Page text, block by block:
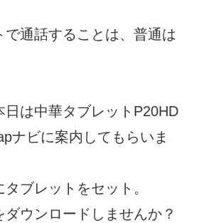
で通話することは、普通は
日は中華タブレットP20HD
ナビに案内してもらいま
ブレットをセット。
ダウンロードしませんか？